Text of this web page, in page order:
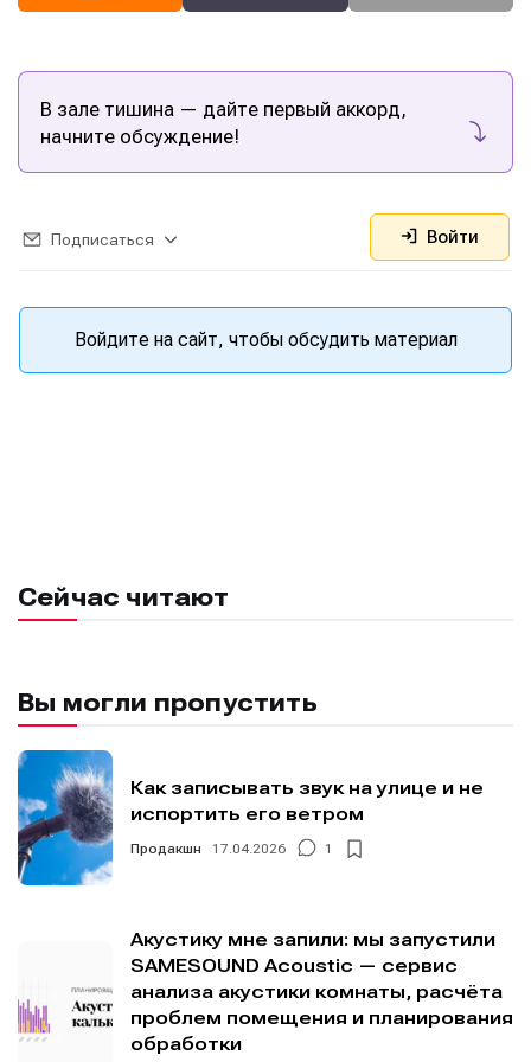
Информация
Предложение новостей Помощь проекту
Информация
Предложение новостей Помощь проекту
В зале тишина — дайте первый аккорд,
начните обсуждение!
Подписаться Войти
Войдите на сайт, чтобы обсудить материал
Сейчас читают
Вы могли пропустить
Как записывать звук на улице и не
испортить его ветром
Продакшн 17.04.2026 1
Акустику мне запили: мы запустили
SAMESOUND Acoustic — сервис
анализа акустики комнаты, расчёта
проблем помещения и планирования
обработки